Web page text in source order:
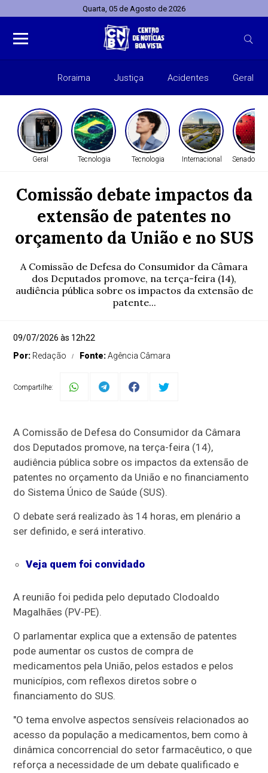
Quarta, 05 de Agosto de 2026
Roraima Justiça Acidentes Geral
Geral Tecnologia Tecnologia Internacional Senado
Comissão debate impactos da
extensão de patentes no
orçamento da União e no SUS
A Comissão de Defesa do Consumidor da Câmara
dos Deputados promove, na terça-feira (14),
audiência pública sobre os impactos da extensão de
patente...
09/07/2026 às 12h22
Por: Redação Fonte:Agência Câmara
Compartilhe:
A Comissão de Defesa do Consumidor da Câmara
dos Deputados promove, na terça-feira (14),
audiência pública sobre os impactos da extensão de
patentes no orçamento da União e no financiamento
do Sistema Único de Saúde (SUS).
O debate será realizado às 14 horas, em plenário a
ser definido, e será interativo.
Veja quem foi convidado
A reunião foi pedida pelo deputado Clodoaldo
Magalhães (PV-PE).
O parlamentar explica que a extensão de patentes
pode aumentar os custos de compra de
medicamentos pela União, pelos estados e pelos
municípios, com reflexos diretos sobre o
financiamento do SUS.
"O tema envolve aspectos sensíveis relacionados ao
acesso da população a medicamentos, bem como à
dinâmica concorrencial do setor farmacêutico, o que
reforça a necessidade de um debate qualificado e